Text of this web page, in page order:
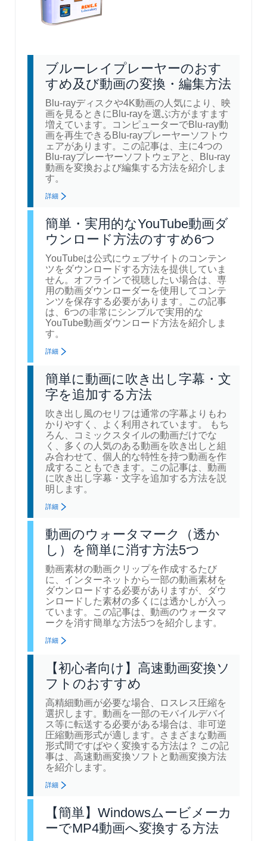
ブルーレイプレーヤーのおす
すめ及び動画の変換・編集方法
Blu-rayディスクや4K動画の人気により、映
画を見るときにBlu-rayを選ぶ方がますます
増えています。コンピューターでBlu-ray動
画を再生できるBlu-rayプレーヤーソフトウ
ェアがあります。この記事は、主に4つの
Blu-rayプレーヤーソフトウェアと、Blu-ray
動画を変換および編集する方法を紹介しま
す。
詳細
簡単・実用的なYouTube動画ダ
ウンロード方法のすすめ6つ
YouTubeは公式にウェブサイトのコンテン
ツをダウンロードする方法を提供していま
せん。オフラインで視聴したい場合は、専
用の動画ダウンローダーを使用してコンテ
ンツを保存する必要があります。この記事
は、6つの非常にシンプルで実用的な
YouTube動画ダウンロード方法を紹介しま
す。
詳細
簡単に動画に吹き出し字幕・文
字を追加する方法
吹き出し風のセリフは通常の字幕よりもわ
かりやすく、よく利用されています。 もち
ろん、コミックスタイルの動画だけでな
く、多くの人気のある動画を吹き出しと組
み合わせて、個人的な特性を持つ動画を作
成することもできます。この記事は、動画
に吹き出し字幕・文字を追加する方法を説
明します。
詳細
動画のウォータマーク（透か
し）を簡単に消す方法5つ
動画素材の動画クリップを作成するたび
に、インターネットから一部の動画素材を
ダウンロードする必要がありますが、ダウ
ンロードした素材の多くには透かしが入っ
ています。この記事は、動画のウォータマ
ークを消す簡単な方法5つを紹介します。
詳細
【初心者向け】高速動画変換ソ
フトのおすすめ
高精細動画が必要な場合、ロスレス圧縮を
選択します。動画を一部のモバイルデバイ
ス等に転送する必要がある場合は、非可逆
圧縮動画形式が適します。さまざまな動画
形式間ですばやく変換する方法は？ この記
事は、高速動画変換ソフトと動画変換方法
を紹介します。
詳細
【簡単】Windowsムービメーカ
ーでMP4動画へ変換する方法